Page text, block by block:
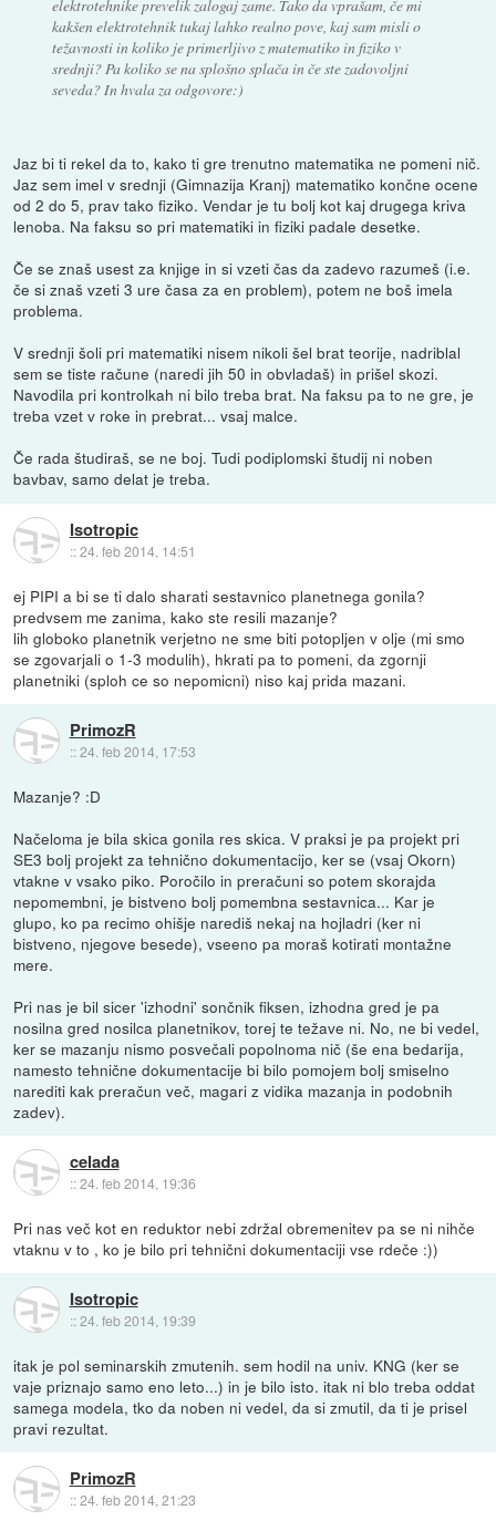
elektrotehnike prevelik zalogaj zame. Tako da vprašam, če mi
kakšen elektrotehnik tukaj lahko realno pove, kaj sam misli o
težavnosti in koliko je primerljivo z matematiko in fiziko v
srednji? Pa koliko se na splošno splača in če ste zadovoljni
seveda? In hvala za odgovore:)
Jaz bi ti rekel da to, kako ti gre trenutno matematika ne pomeni nič.
Jaz sem imel v srednji (Gimnazija Kranj) matematiko končne ocene
od 2 do 5, prav tako fiziko. Vendar je tu bolj kot kaj drugega kriva
lenoba. Na faksu so pri matematiki in fiziki padale desetke.
Če se znaš usest za knjige in si vzeti čas da zadevo razumeš (i.e.
če si znaš vzeti 3 ure časa za en problem), potem ne boš imela
problema.
V srednji šoli pri matematiki nisem nikoli šel brat teorije, nadriblal
sem se tiste račune (naredi jih 50 in obvladaš) in prišel skozi.
Navodila pri kontrolkah ni bilo treba brat. Na faksu pa to ne gre, je
treba vzet v roke in prebrat... vsaj malce.
Če rada študiraš, se ne boj. Tudi podiplomski študij ni noben
bavbav, samo delat je treba.
Isotropic
::24. feb 2014, 14:51
ej PIPI a bi se ti dalo sharati sestavnico planetnega gonila?
predvsem me zanima, kako ste resili mazanje?
lih globoko planetnik verjetno ne sme biti potopljen v olje (mi smo
se zgovarjali o 1-3 modulih), hkrati pa to pomeni, da zgornji
planetniki (sploh ce so nepomicni) niso kaj prida mazani.
PrimozR
::24. feb 2014, 17:53
Mazanje? :D
Načeloma je bila skica gonila res skica. V praksi je pa projekt pri
SE3 bolj projekt za tehnično dokumentacijo, ker se (vsaj Okorn)
vtakne v vsako piko. Poročilo in preračuni so potem skorajda
nepomembni, je bistveno bolj pomembna sestavnica... Kar je
glupo, ko pa recimo ohišje narediš nekaj na hojladri (ker ni
bistveno, njegove besede), vseeno pa moraš kotirati montažne
mere.
Pri nas je bil sicer 'izhodni' sončnik fiksen, izhodna gred je pa
nosilna gred nosilca planetnikov, torej te težave ni. No, ne bi vedel,
ker se mazanju nismo posvečali popolnoma nič (še ena bedarija,
namesto tehnične dokumentacije bi bilo pomojem bolj smiselno
narediti kak preračun več, magari z vidika mazanja in podobnih
zadev).
celada
::24. feb 2014, 19:36
Pri nas več kot en reduktor nebi zdržal obremenitev pa se ni nihče
vtaknu v to , ko je bilo pri tehnični dokumentaciji vse rdeče :))
Isotropic
::24. feb 2014, 19:39
itak je pol seminarskih zmutenih. sem hodil na univ. KNG (ker se
vaje priznajo samo eno leto...) in je bilo isto. itak ni blo treba oddat
samega modela, tko da noben ni vedel, da si zmutil, da ti je prisel
pravi rezultat.
PrimozR
::24. feb 2014, 21:23